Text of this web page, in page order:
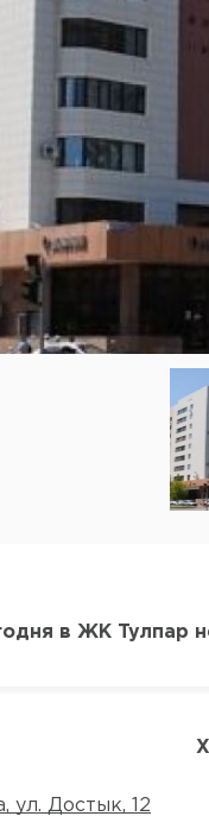
в ЖК Тулпар
ул. Достык, 12